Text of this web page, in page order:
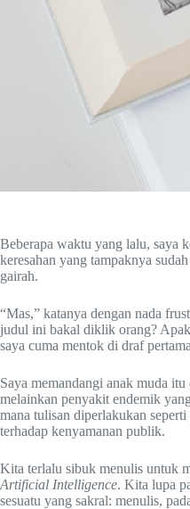
Beberapa waktu yang lalu, saya
keresahan yang tampaknya
gairah.
“Mas,” katanya dengan nada
judul ini bakal diklik orang?
saya cuma mentok di draf
Saya memandangi anak muda
melainkan penyakit endemik
mana tulisan diperlakukan
terhadap kenyamanan publik.
Kita terlalu sibuk menulis untuk
Artificial Intelligence. Kita lupa
sesuatu yang sakral: menulis,